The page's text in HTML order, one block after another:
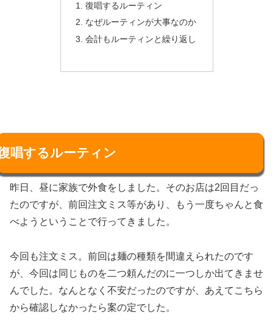
復唱するルーティン
なぜルーティンが大事なのか
会計もルーティンと繰り返し
唱するルーティン
昨日、昼に家族で外食をしました。そのお店は2回目だっ
たのですが、前回注文ミス等があり、もう一度ちゃんと食
べようということで行ってきました。
今回も注文ミス。前回は麺の種類を間違えられたのです
が、今回は同じものを二つ頼んだのに一つしか出てきませ
んでした。なんとなく不安だったのですが、あえてこちら
から確認しなかったら案の定でした。